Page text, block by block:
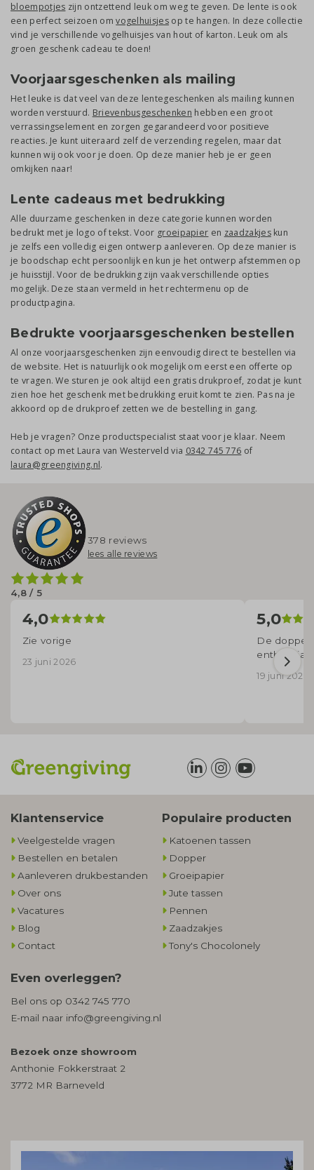
bloempotjes zijn ontzettend leuk om weg te geven. De lente is ook
een perfect seizoen omvogelhuisjesop te hangen. In deze collectie
vind je verschillende vogelhuisjes van hout of karton. Leuk om als
groen geschenk cadeau te doen!
Voorjaarsgeschenken als mailing
Het leuke is dat veel van deze lentegeschenken als mailing kunnen
worden verstuurd. Brievenbusgeschenken hebben een groot
verrassingselement en zorgen gegarandeerd voor positieve
reacties. Je kunt uiteraard zelf de verzending regelen, maar dat
kunnen wij ook voor je doen. Op deze manier heb je er geen
omkijken naar!
Lente cadeaus met bedrukking
Alle duurzame geschenken in deze categorie kunnen worden
bedrukt met je logo of tekst. Voor groeipapier en zaadzakjeskun
je zelfs een volledig eigen ontwerp aanleveren. Op deze manier is
je boodschap echt persoonlijk en kun je het ontwerp afstemmen op
je huisstijl. Voor de bedrukking zijn vaak verschillende opties
mogelijk. Deze staan vermeld in het rechtermenu op de
productpagina.
Bedrukte voorjaarsgeschenken bestellen
Al onze voorjaarsgeschenken zijn eenvoudig direct te bestellen via
de website. Het is natuurlijk ook mogelijk om eerst een offerte op
te vragen. We sturen je ook altijd een gratis drukproef, zodat je kunt
zien hoe het geschenk met bedrukking eruit komt te zien. Pas na je
akkoord op de drukproef zetten we de bestelling in gang.
Heb je vragen? Onze productspecialist staat voor je klaar. Neem
contact op met Laura van Westerveld via 0342 745 776 of
laura@greengiving.nl.
4,8 / 5
378 reviews
lees alle reviews
4,0
Zie vorige
23 juni 2026
5,0
De
19 juni 2025
Klantenservice
Veelgestelde vragen
Bestellen en betalen
Aanleveren drukbestanden
Over ons
Vacatures
Blog
Contact
Populaire producten
Katoenen tassen
Dopper
Groeipapier
Jute tassen
Pennen
Zaadzakjes
Tony's Chocolonely
Even overleggen?
Bel ons op 0342 745 770
E-mail naar info@greengiving.nl
Bezoek onze showroom
Anthonie Fokkerstraat 2
3772 MR Barneveld